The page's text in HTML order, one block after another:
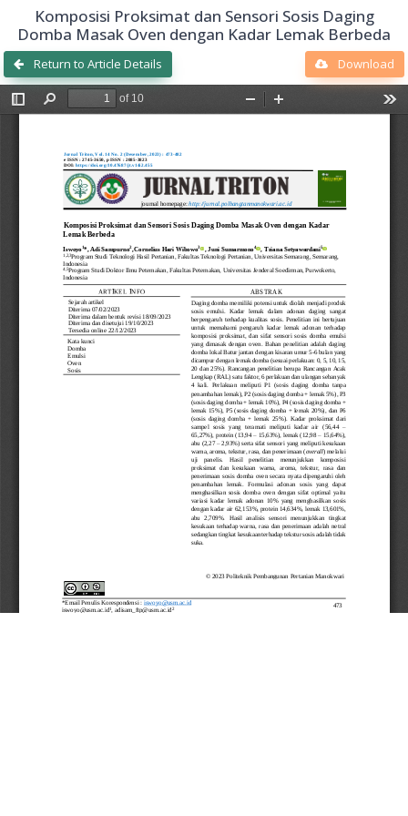
Komposisi Proksimat dan Sensori Sosis Daging
Domba Masak Oven dengan Kadar Lemak Berbeda
Return to Article Details Download